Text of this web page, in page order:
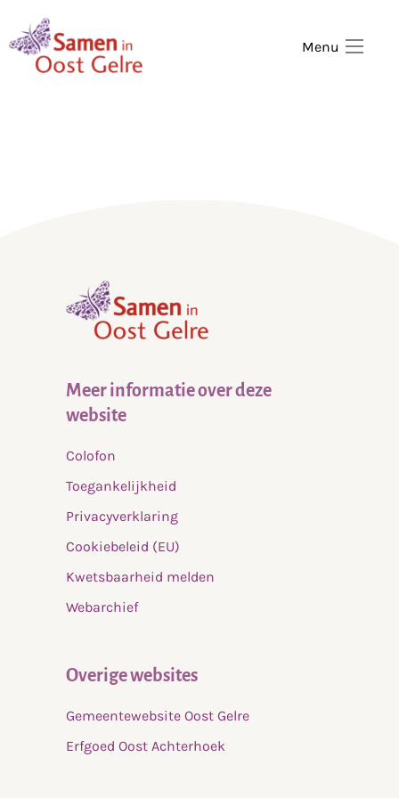
Menu
Meer informatie over deze
website
Colofon
Toegankelijkheid
Privacyverklaring
Cookiebeleid (EU)
Kwetsbaarheid melden
Webarchief
Overige websites
Gemeentewebsite Oost Gelre
Erfgoed Oost Achterhoek